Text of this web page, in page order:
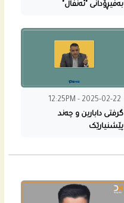
بەفیڕۆدانی "ئەنفال"
12:25PM - 2025-02-22
گرفتى دابارین و چەند
پێشنیارێک